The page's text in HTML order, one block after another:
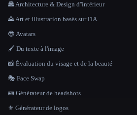
🏯 Architecture & Design d''intérieur
🌄 Art et illustration basés sur l'IA
😎 Avatars
🖌️ Du texte à l'image
📸 Évaluation du visage et de la beauté
🎭 Face Swap
🪪 Générateur de headshots
⚜️ Générateur de logos